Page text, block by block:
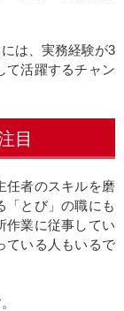
は、実務経験が3
て活躍するチャン
目
任者のスキルを磨
「とび」の職にも
作業に従事してい
ている人もいるで